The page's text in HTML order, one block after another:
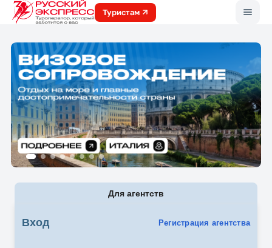
Туристам
Для агентств
Вход Регистрация агентства